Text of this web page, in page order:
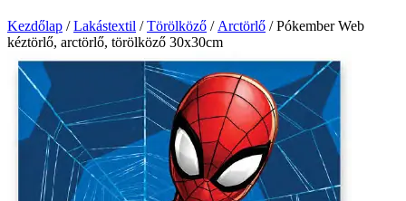
Kezdőlap /Lakástextil /Törölköző / Arctörlő / Pókember Web
kéztörlő, arctörlő, törölköző 30x30cm